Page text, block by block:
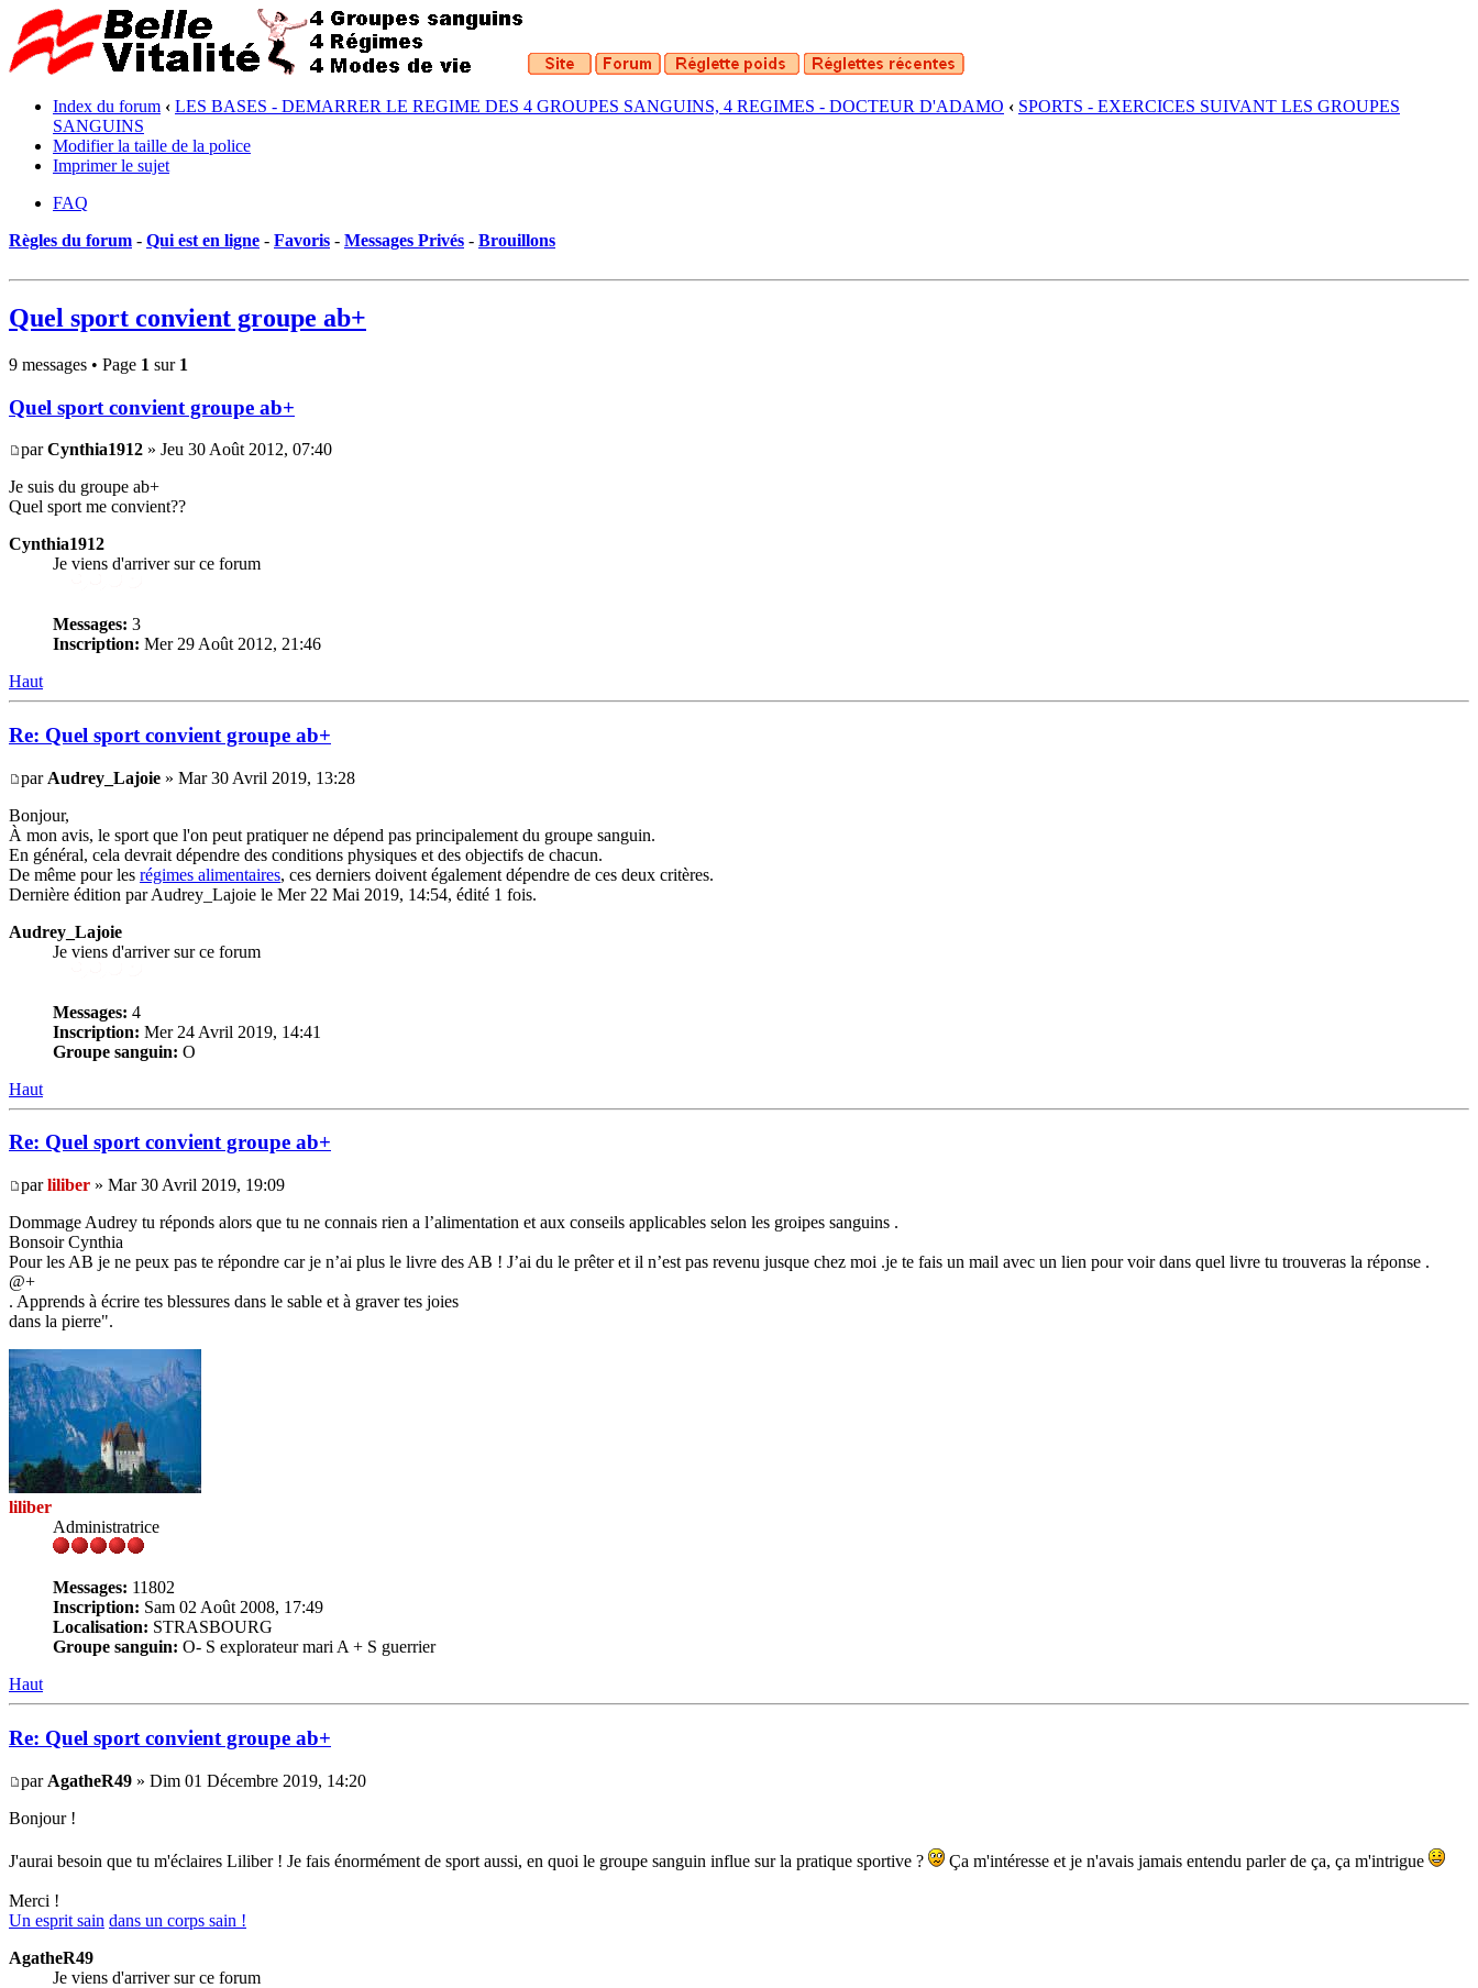
Index du forum ‹ LES BASES - DEMARRER LE REGIME DES 4 GROUPES SANGUINS, 4 REGIMES - DOCTEUR D'ADAMO ‹ SPORTS - EXERCICES SUIVANT LES GROUPES
SANGUINS
Modifier la taille de la police
Imprimer le sujet
FAQ
Règles du forum - Qui est en ligne - Favoris - Messages Privés - Brouillons
Quel sport convient groupe ab+
9 messages • Page 1 sur 1
Quel sport convient groupe ab+
parCynthia1912 » Jeu 30 Août 2012, 07:40
Je suis du groupe ab+
Quel sport me convient??
Cynthia1912
Je viens d'arriver sur ce forum
Messages: 3
Inscription: Mer 29 Août 2012, 21:46
Haut
Re: Quel sport convient groupe ab+
par Audrey_Lajoie » Mar 30 Avril 2019, 13:28
Bonjour,
À mon avis, le sport que l'on peut pratiquer ne dépend pas principalement du groupe sanguin.
En général, cela devrait dépendre des conditions physiques et des objectifs de chacun.
De même pour les régimes alimentaires, ces derniers doivent également dépendre de ces deux critères.
Dernière édition par Audrey_Lajoie le Mer 22 Mai 2019, 14:54, édité 1 fois.
Audrey_Lajoie
Je viens d'arriver sur ce forum
Messages: 4
Inscription: Mer 24 Avril 2019, 14:41
Groupe sanguin: O
Haut
Re: Quel sport convient groupe ab+
parliliber » Mar 30 Avril 2019, 19:09
Dommage Audrey tu réponds alors que tu ne connais rien a l’alimentation et aux conseils applicables selon les groipes sanguins .
Bonsoir Cynthia
Pour les AB je ne peux pas te répondre car je n’ai plus le livre des AB ! J’ai du le prêter et il n’est pas revenu jusque chez moi .je te fais un mail avec un lien pour voir dans quel livre tu trouveras la réponse .
@+
. Apprends à écrire tes blessures dans le sable et à graver tes joies
dans la pierre".
liliber
Administratrice
Messages: 11802
Inscription: Sam 02 Août 2008, 17:49
Localisation: STRASBOURG
Groupe sanguin: O- S explorateur mari A + S guerrier
Haut
Re: Quel sport convient groupe ab+
par AgatheR49 » Dim 01 Décembre 2019, 14:20
Bonjour !
J'aurai besoin que tu m'éclaires Liliber ! Je fais énormément de sport aussi, en quoi le groupe sanguin influe sur la pratique sportive ? Ça m'intéresse et je n'avais jamais entendu parler de ça, ça m'intrigue
Merci !
Un esprit sain dans un corps sain !
AgatheR49
Je viens d'arriver sur ce forum